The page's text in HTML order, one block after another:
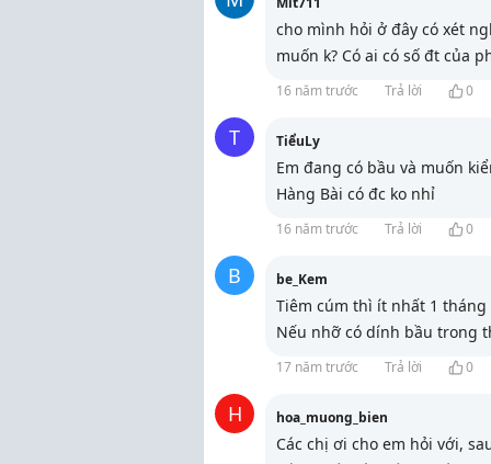
cho mình hỏi ở đây có xét
muốn k? Có ai có số đt của
16 năm trước Trả lời 0
T TiểuLy
Em đang có bầu và muốn
Hàng Bài có đc ko nhỉ
16 năm trước Trả lời 0
B be_Kem
Tiêm cúm thì ít nhất 1
Nếu nhỡ có dính bầu trong
17 năm trước Trả lời 0
H hoa_muong_bien
Các chị ơi cho em hỏi với,